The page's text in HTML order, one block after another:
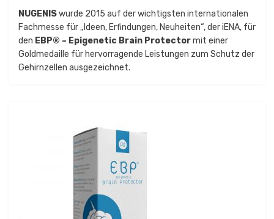
NUGENISwurde 2015 auf der wichtigsten internationalen
Fachmesse für „Ideen, Erfindungen, Neuheiten“, der iENA, für
den EBP® – Epigenetic Brain Protectormit einer
Goldmedaille für hervorragende Leistungen zum Schutz der
Gehirnzellen ausgezeichnet.